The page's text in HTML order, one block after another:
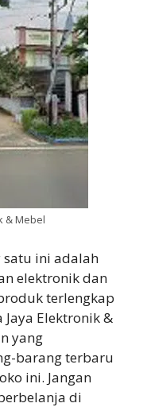
& Mebel
satu ini adalah
elektronik dan
terlengkap
Elektronik &
yang
barang terbaru
ini. Jangan
di